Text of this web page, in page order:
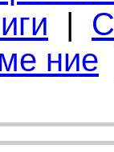
|
ние